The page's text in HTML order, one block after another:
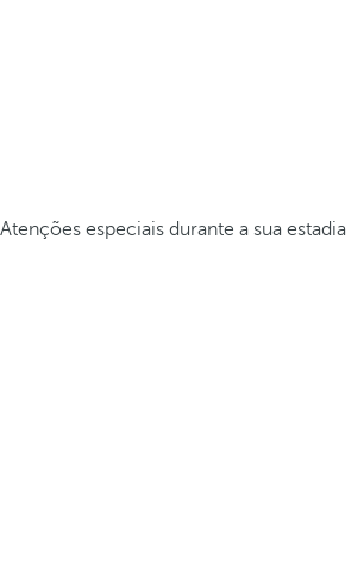
Atenções especiais durante a sua estadia